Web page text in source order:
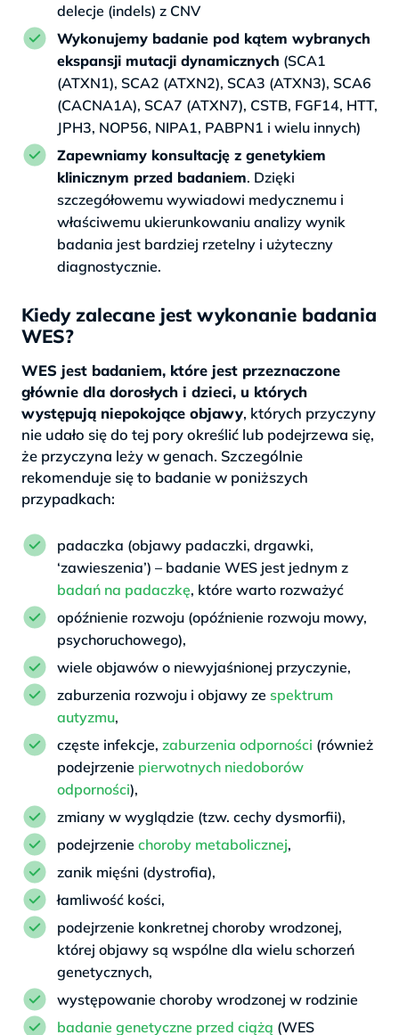
delecje (indels) z CNV
Wykonujemy badanie pod kątem wybranych
ekspansji mutacji dynamicznych (SCA1
(ATXN1), SCA2 (ATXN2), SCA3 (ATXN3), SCA6
(CACNA1A), SCA7 (ATXN7), CSTB, FGF14, HTT,
JPH3, NOP56, NIPA1, PABPN1 i wielu innych)
Zapewniamy konsultację z genetykiem
klinicznym przed badaniem. Dzięki
szczegółowemu wywiadowi medycznemu i
właściwemu ukierunkowaniu analizy wynik
badania jest bardziej rzetelny i użyteczny
diagnostycznie.
Kiedy zalecane jest wykonanie badania
WES?
WES jest badaniem, które jest przeznaczone
głównie dla dorosłych i dzieci, u których
występują niepokojące objawy, których przyczyny
nie udało się do tej pory określić lub podejrzewa się,
że przyczyna leży w genach. Szczególnie
rekomenduje się to badanie w poniższych
przypadkach:
padaczka (objawy padaczki, drgawki,
‘zawieszenia’) – badanie WES jest jednym z
badań na padaczkę, które warto rozważyć
opóźnienie rozwoju (opóźnienie rozwoju mowy,
psychoruchowego),
wiele objawów o niewyjaśnionej przyczynie,
zaburzenia rozwoju i objawy ze spektrum
autyzmu,
częste infekcje, zaburzenia odporności (również
podejrzenie pierwotnych niedoborów
odporności),
zmiany w wyglądzie (tzw. cechy dysmorfii),
podejrzenie choroby metabolicznej,
zanik mięśni (dystrofia),
łamliwość kości,
podejrzenie konkretnej choroby wrodzonej,
której objawy są wspólne dla wielu schorzeń
genetycznych,
występowanie choroby wrodzonej w rodzinie
badanie genetyczne przed ciążą (WES